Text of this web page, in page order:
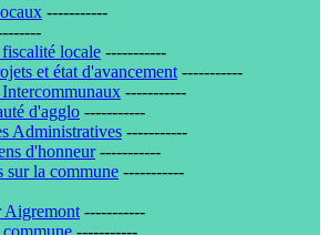
-----------
locale -----------
et état d'avancement -----------
-----------
d'agglo -----------
Administratives -----------
d'honneur -----------
sur la commune -----------
Aigremont -----------
-----------